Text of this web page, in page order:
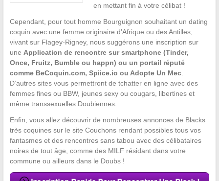
en mettant fin à votre célibat !
Cependant, pour tout homme Bourguignon souhaitant un dating
coquin avec une femme originaire d’Afrique ou des Antilles,
vivant sur Flagey-Rigney, nous suggérons une inscription sur
une Application de rencontre sur smartphone (Tinder,
Once, Fruitz, Bumble ou happn) ou un portail réputé
comme BeCoquin.com, Spiice.io ou Adopte Un Mec.
D’autres sites vous permettront de tchatter en ligne avec des
femmes fines ou BBW, jeunes sexy ou cougars, libertines et
même transsexuelles Doubiennes.
Enfin, vous allez découvrir de nombreuses annonces de Blacks
très coquines sur le site Couchons rendant possibles tous vos
fantasmes et des rencontres sans tabou avec des célibataires
noires de tout âge, comme des MILF résidant dans votre
commune ou ailleurs dans le Doubs !